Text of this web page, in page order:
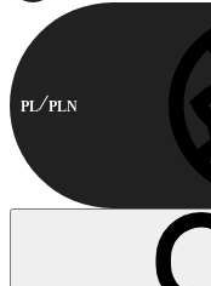
PL PLN